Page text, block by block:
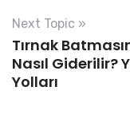
Next Topic »
Tırnak
Nasıl Giderilir?
Yolları